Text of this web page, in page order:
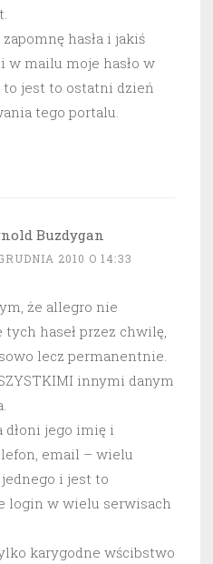
hasła i jakiś
w mailu moje hasło w
jest to ostatni dzień
tego portalu.
Buzdygan
2010 O 14:33
że allegro nie
haseł przez chwilę,
lecz permanentnie.
innymi danym
dłoni jego imię i
email – wielu
i jest to
login w wielu serwisach
karygodne wścibstwo